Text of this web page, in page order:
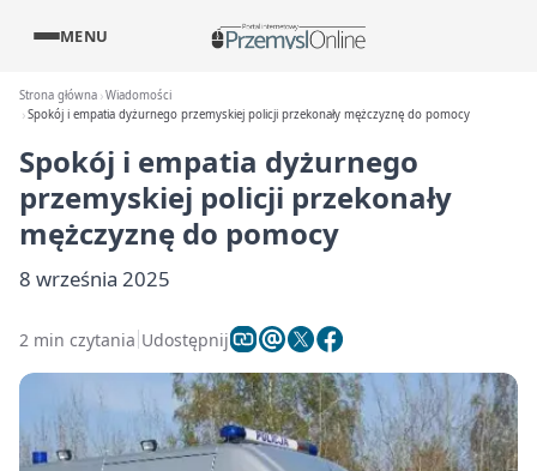
MENU
Strona główna Wiadomości
Spokój i empatia dyżurnego przemyskiej policji przekonały mężczyznę do pomocy
Spokój i empatia dyżurnego
przemyskiej policji przekonały
mężczyznę do pomocy
8 września 2025
2 min czytania Udostępnij